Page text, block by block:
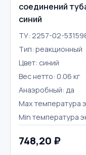
соединений
синий
ТУ: 2257-02-
Тип: реакционный
Цвет: синий
Вес нетто: 0.06 кг
Анаэробный: да
Max температура
Min температура
748,20 ₽